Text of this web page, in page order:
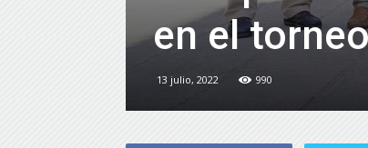
en el
13 julio, 2022 990